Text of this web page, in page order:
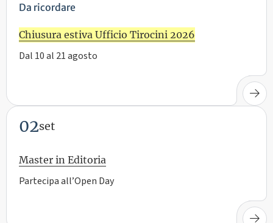
Da ricordare
Chiusura estiva Ufficio Tirocini 2026
Dal 10 al 21 agosto
02set
Master in Editoria
Partecipa all’Open Day